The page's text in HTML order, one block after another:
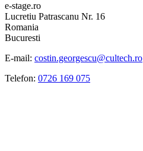
e-stage.ro
Lucretiu Patrascanu Nr. 16
Romania
Bucuresti
E-mail: costin.georgescu@cultech.ro
Telefon: 0726 169 075